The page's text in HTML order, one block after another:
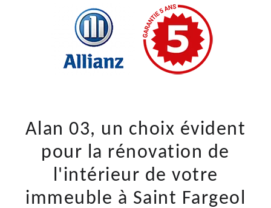
Alan 03, un choix évident
pour la rénovation de
l'intérieur de votre
immeuble à Saint Fargeol